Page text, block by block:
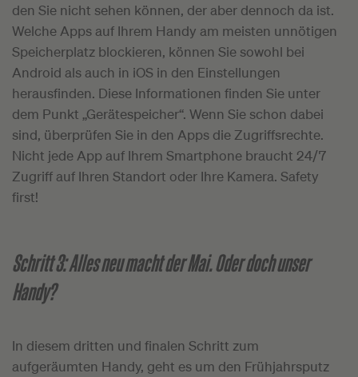
den Sie nicht sehen können, der aber dennoch da ist.
Welche Apps auf Ihrem Handy am meisten unnötigen
Speicherplatz blockieren, können Sie sowohl bei
Android als auch in iOS in den Einstellungen
herausfinden. Diese Informationen finden Sie unter
dem Punkt „Gerätespeicher“. Wenn Sie schon dabei
sind, überprüfen Sie in den Apps die Zugriffsrechte.
Nicht jede App auf Ihrem Smartphone braucht 24/7
Zugriff auf Ihren Standort oder Ihre Kamera. Safety
first!
Schritt 3: Alles neu macht der Mai. Oder doch unser
Handy?
In diesem dritten und finalen Schritt zum
aufgeräumten Handy, geht es um den Frühjahrsputz